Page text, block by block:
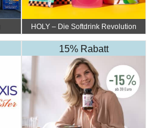
HOLY – Die Softdrink Revolution
15% Rabatt